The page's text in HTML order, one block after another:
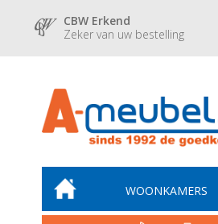
CBW Erkend
Zeker van uw bestelling
WOONKAMERS